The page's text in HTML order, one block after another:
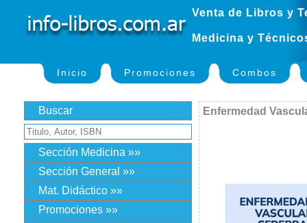
Venta de Libros y
Medicina y
Inicio Promociones Combos
Buscar
Sección Medicina »»
Sección General »»
Mat. Didáctico »»
Promociones »»
Enfermedad